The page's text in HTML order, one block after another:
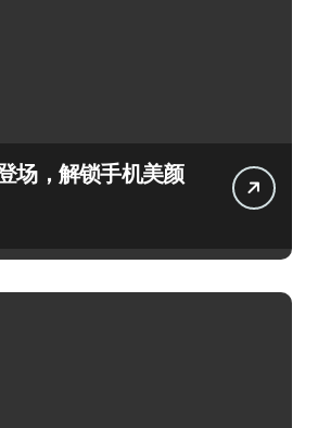
场，解锁手机美颜